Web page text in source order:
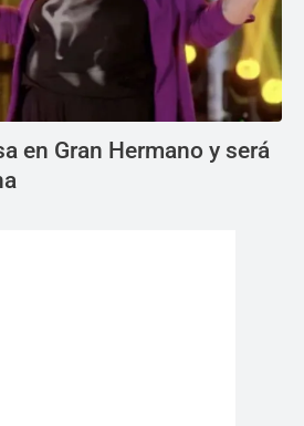
en Gran Hermano y será